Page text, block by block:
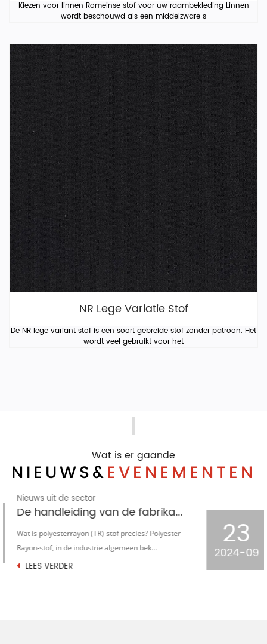
Kiezen voor linnen Romeinse stof voor uw raambekleding Linnen
wordt beschouwd als een middelzware s
NR Lege Variatie Stof
De NR lege variant stof is een soort gebreide stof zonder patroon. Het
wordt veel gebruikt voor het
Wat is er gaande
NIEUWS&EVENEMENTEN
23
2024-09
Nieuws uit de sector
Het vormgevings- en stentproces van gebreide jacquard houndstooth-stof
In de uitgestrekte sterrenhemel van de
textielindustrie is gebreide jacquard houndstooth-